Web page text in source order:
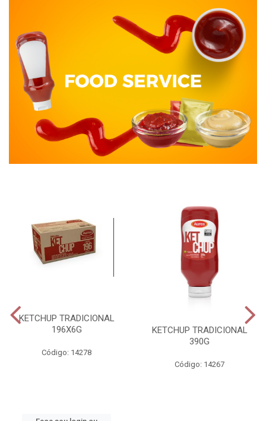
KETCHUP TRADICIONAL
196X6G
Código: 14278
KETCHUP TRADICIONAL
390G
Código: 14267